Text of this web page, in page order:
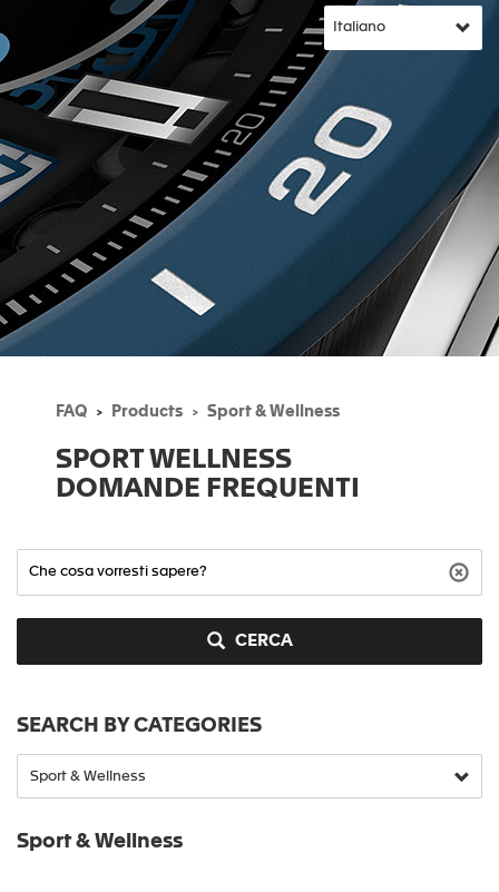
FAQ Products Sport & Wellness
SPORT WELLNESS
DOMANDE FREQUENTI
CERCA
SEARCH BY CATEGORIES
Sport & Wellness